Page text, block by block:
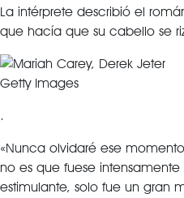
La intérprete describió el
que hacía que su cabello se
Getty Images
.
«Nunca olvidaré ese
no es que fuese
estimulante, solo fue un gran